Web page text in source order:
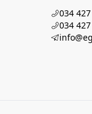
034
034